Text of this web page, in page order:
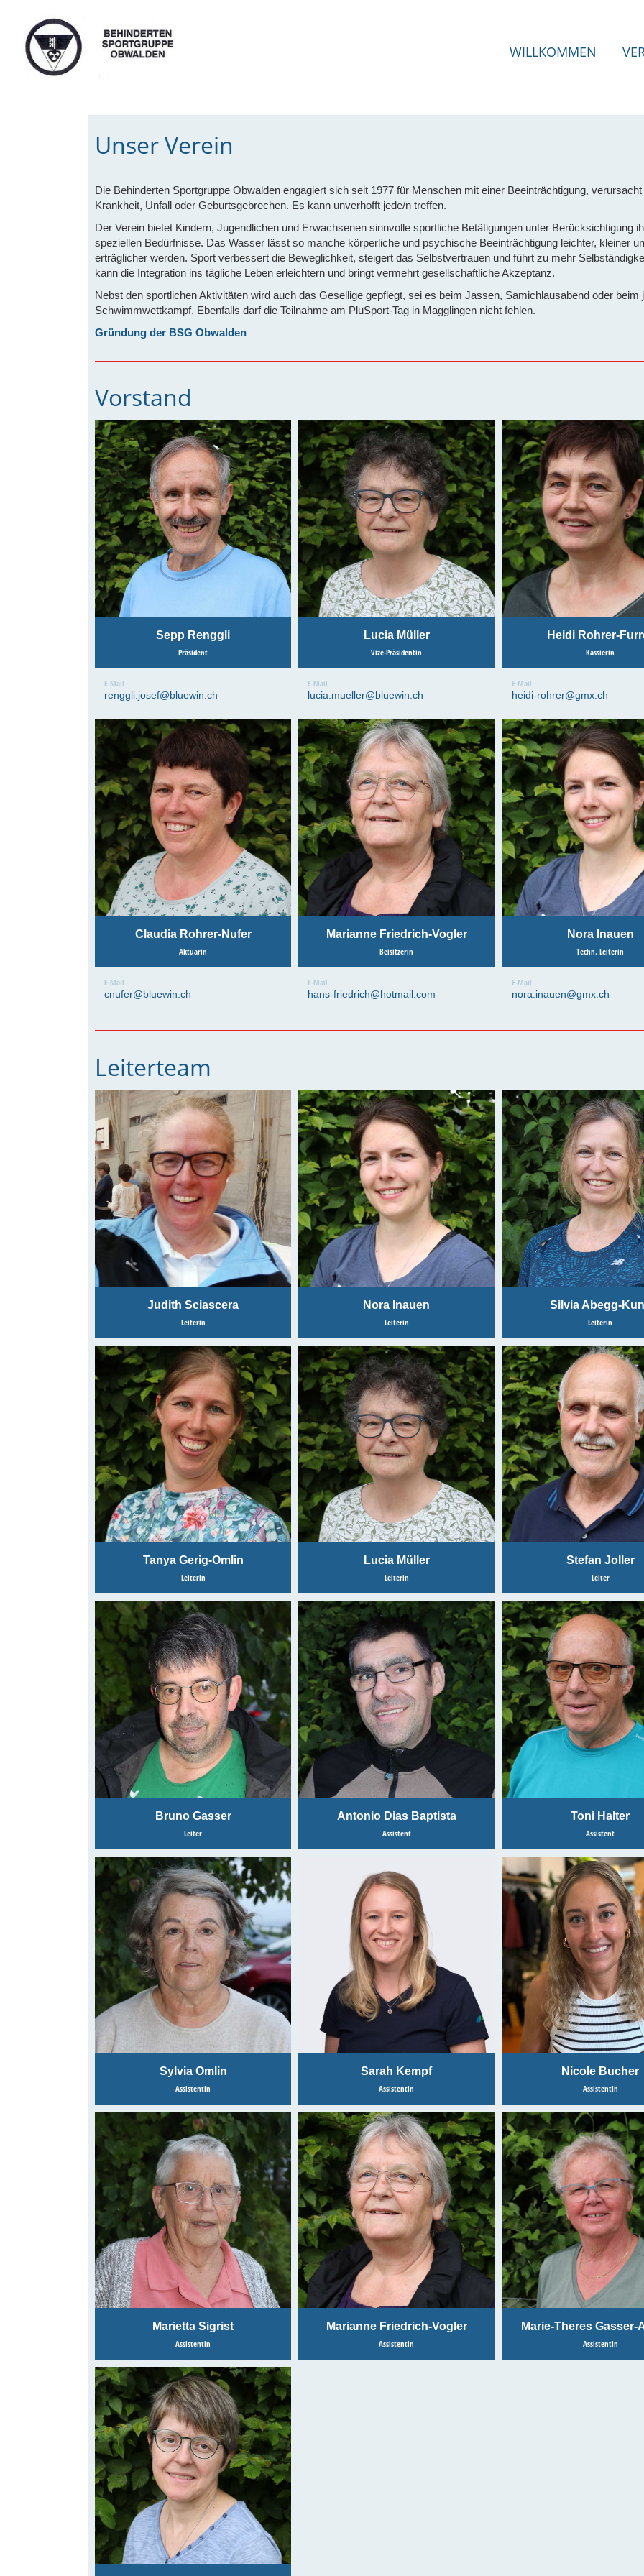
WILLKOMMEN
Unser Verein
Die Behinderten Sportgruppe Obwalden engagiert sich seit 1977 für Menschen mit einer Beeinträchtigung,
Krankheit, Unfall oder Geburtsgebrechen. Es kann unverhofft jede/n treffen.
Der Verein bietet Kindern, Jugendlichen und Erwachsenen sinnvolle sportliche Betätigungen unter Berücksichtigung
speziellen Bedürfnisse. Das Wasser lässt so manche körperliche und psychische Beeinträchtigung leichter, kleiner
erträglicher werden. Sport verbessert die Beweglichkeit, steigert das Selbstvertrauen und führt zu mehr
kann die Integration ins tägliche Leben erleichtern und bringt vermehrt gesellschaftliche Akzeptanz.
Nebst den sportlichen Aktivitäten wird auch das Gesellige gepflegt, sei es beim Jassen, Samichlausabend oder beim
Schwimmwettkampf. Ebenfalls darf die Teilnahme am PluSport-Tag in Magglingen nicht fehlen.
Gründung der BSG Obwalden
Vorstand
Sepp Renggli
Präsident
E-Mail
renggli.josef@bluewin.ch
Lucia Müller
Vize-Präsidentin
E-Mail
lucia.mueller@bluewin.ch
Heidi Rohrer-
Kassierin
E-Mail
heidi-rohrer@gmx.ch
Claudia Rohrer-Nufer
Aktuarin
E-Mail
cnufer@bluewin.ch
Marianne Friedrich-Vogler
Beisitzerin
E-Mail
hans-friedrich@hotmail.com
Nora Inauen
Techn. Leiterin
E-Mail
nora.inauen@gmx.ch
Leiterteam
Judith Sciascera
Leiterin
Nora Inauen
Leiterin
Silvia Abegg-
Leiterin
Tanya Gerig-Omlin
Leiterin
Lucia Müller
Leiterin
Stefan Joller
Leiter
Bruno Gasser
Leiter
Antonio Dias Baptista
Assistent
Toni Halter
Assistent
Sylvia Omlin
Assistentin
Sarah Kempf
Assistentin
Nicole Bucher
Assistentin
Marietta Sigrist
Assistentin
Marianne Friedrich-Vogler
Assistentin
Marie-Theres Gasser-
Assistentin